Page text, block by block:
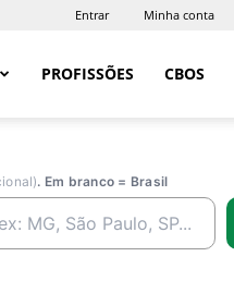
Entrar Minha conta
PROFISSÕES CBOS
. Em branco = Brasil